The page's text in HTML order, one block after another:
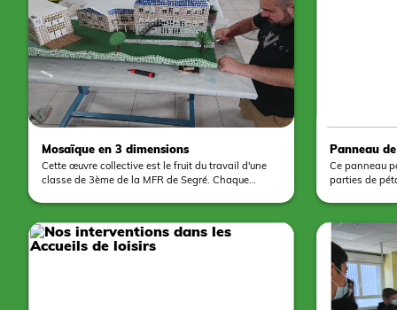
fignoler les travaux de peinture et d'assembler les
étagères sur l'arbre de fond. Un bien joli travail
collectif !
Mosaïque en 3 dimensions
Cette œuvre collective est le fruit du travail d'une
classe de 3ème de la MFR de Segré. Chaque
bâtiment avant une mise en commun sur un
support collectif après avoir eu recours à la
découpe, au collage et à la pose des joints.
Panneau
Ce panneau
parties de
Segré. Pour
menuiserie
ou encore à